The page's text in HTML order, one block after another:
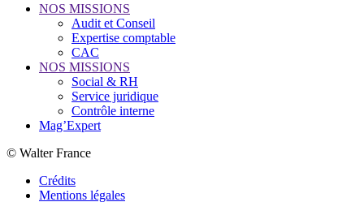
NOS MISSIONS
Audit et Conseil
Expertise comptable
CAC
NOS MISSIONS
Social & RH
Service juridique
Contrôle interne
Mag’Expert
© Walter France
Crédits
Mentions légales